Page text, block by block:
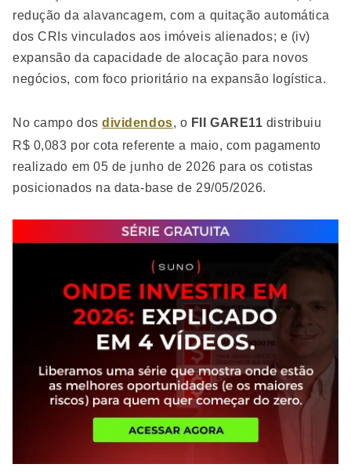
redução da alavancagem, com a quitação automática
dos CRIs vinculados aos imóveis alienados; e (iv)
expansão da capacidade de alocação para novos
negócios, com foco prioritário na expansão logística.
No campo dosdividendos, o FII GARE11 distribuiu
R$ 0,083 por cota referente a maio, com pagamento
realizado em 05 de junho de 2026 para os cotistas
posicionados na data-base de 29/05/2026.